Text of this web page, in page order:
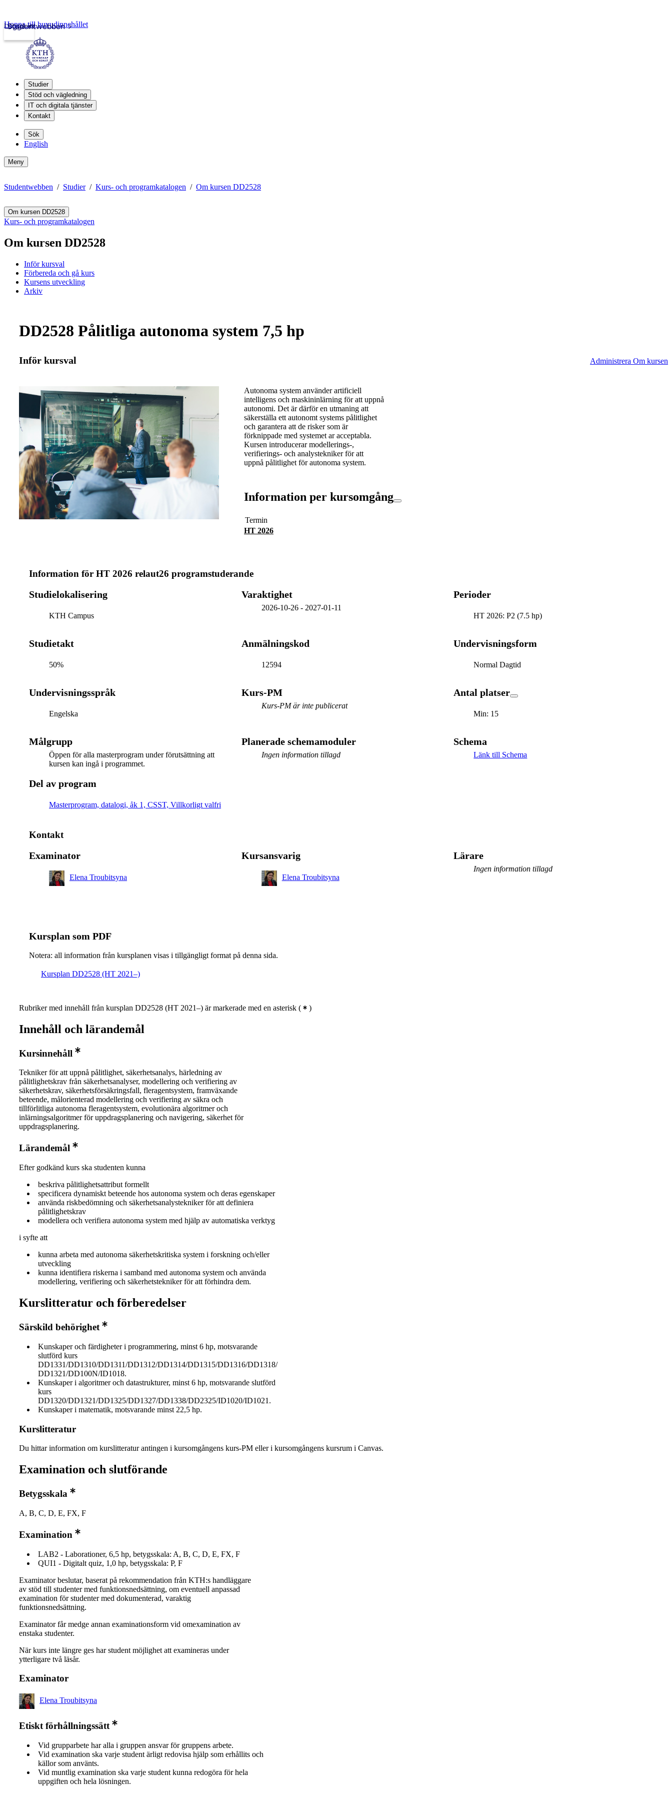
Studentwebben
Logga in
Hoppa till huvudinnehållet
Studier
Stöd och vägledning
IT och digitala tjänster
Kontakt
Sök
English
Meny
Studentwebben Studier Kurs- och programkatalogen Om kursen DD2528
Om kursen DD2528
Kurs- och programkatalogen
Om kursen DD2528
Inför kursval
Förbereda och gå kurs
Kursens utveckling
Arkiv
DD2528 Pålitliga autonoma system 7,5 hp
Inför kursval Administrera Om kursen
Autonoma system använder artificiell
intelligens och maskininlärning för att uppnå
autonomi. Det är därför en utmaning att
säkerställa ett autonomt systems pålitlighet
och garantera att de risker som är
förknippade med systemet ar acceptabla.
Kursen introducerar modellerings-,
verifierings- och analystekniker för att
uppnå pålitlighet för autonoma system.
Information per kursomgång
Termin
HT 2026
Information för HT 2026 relaut26 programstuderande
Studielokalisering
KTH Campus
Varaktighet
2026-10-26- 2027-01-11
Perioder
HT 2026: P2 (7.5 hp)
Studietakt
50%
Anmälningskod
12594
Undervisningsform
Normal Dagtid
Undervisningsspråk
Engelska
Kurs-PM
Kurs-PM är inte publicerat
Antal platser
Min: 15
Målgrupp
Öppen för alla masterprogram under förutsättning att
kursen kan ingå i programmet.
Planerade schemamoduler
Ingen information tillagd
Schema
Länk till Schema
Del av program
Masterprogram, datalogi, åk 1, CSST, Villkorligt valfri
Kontakt
Examinator
Elena Troubitsyna
Kursansvarig
Elena Troubitsyna
Lärare
Ingen information tillagd
Kursplan som PDF
Notera: all information från kursplanen visas i tillgängligt format på denna sida.
Kursplan DD2528 (HT 2021–)
Rubriker med innehåll från kursplan DD2528 (HT 2021–) är markerade med en asterisk ( )
Innehåll och lärandemål
Kursinnehåll
Tekniker för att uppnå pålitlighet, säkerhetsanalys, härledning av
pålitlighetskrav från säkerhetsanalyser, modellering och verifiering av
säkerhetskrav, säkerhetsförsäkringsfall, fleragentsystem, framväxande
beteende, målorienterad modellering och verifiering av säkra och
tillförlitliga autonoma fleragentsystem, evolutionära algoritmer och
inlärningsalgoritmer för uppdragsplanering och navigering, säkerhet för
uppdragsplanering.
Lärandemål
Efter godkänd kurs ska studenten kunna
beskriva pålitlighetsattribut formellt
specificera dynamiskt beteende hos autonoma system och deras egenskaper
använda riskbedömning och säkerhetsanalystekniker för att definiera
pålitlighetskrav
modellera och verifiera autonoma system med hjälp av automatiska verktyg
i syfte att
kunna arbeta med autonoma säkerhetskritiska system i forskning och/eller
utveckling
kunna identifiera riskerna i samband med autonoma system och använda
modellering, verifiering och säkerhetstekniker för att förhindra dem.
Kurslitteratur och förberedelser
Särskild behörighet
Kunskaper och färdigheter i programmering, minst 6 hp, motsvarande
slutförd kurs
DD1331/DD1310/DD1311/DD1312/DD1314/DD1315/DD1316/DD1318/
DD1321/DD100N/ID1018.
Kunskaper i algoritmer och datastrukturer, minst 6 hp, motsvarande slutförd
kurs
DD1320/DD1321/DD1325/DD1327/DD1338/DD2325/ID1020/ID1021.
Kunskaper i matematik, motsvarande minst 22,5 hp.
Kurslitteratur
Du hittar information om kurslitteratur antingen i kursomgångens kurs-PM eller i kursomgångens kursrum i Canvas.
Examination och slutförande
Betygsskala
A, B, C, D, E, FX, F
Examination
LAB2 - Laborationer, 6,5 hp, betygsskala: A, B, C, D, E, FX, F
QUI1 - Digitalt quiz, 1,0 hp, betygsskala: P, F
Examinator beslutar, baserat på rekommendation från KTH:s handläggare
av stöd till studenter med funktionsnedsättning, om eventuell anpassad
examination för studenter med dokumenterad, varaktig
funktionsnedsättning.
Examinator får medge annan examinationsform vid omexamination av
enstaka studenter.
När kurs inte längre ges har student möjlighet att examineras under
ytterligare två läsår.
Examinator
Elena Troubitsyna
Etiskt förhållningssätt
Vid grupparbete har alla i gruppen ansvar för gruppens arbete.
Vid examination ska varje student ärligt redovisa hjälp som erhållits och
källor som använts.
Vid muntlig examination ska varje student kunna redogöra för hela
uppgiften och hela lösningen.